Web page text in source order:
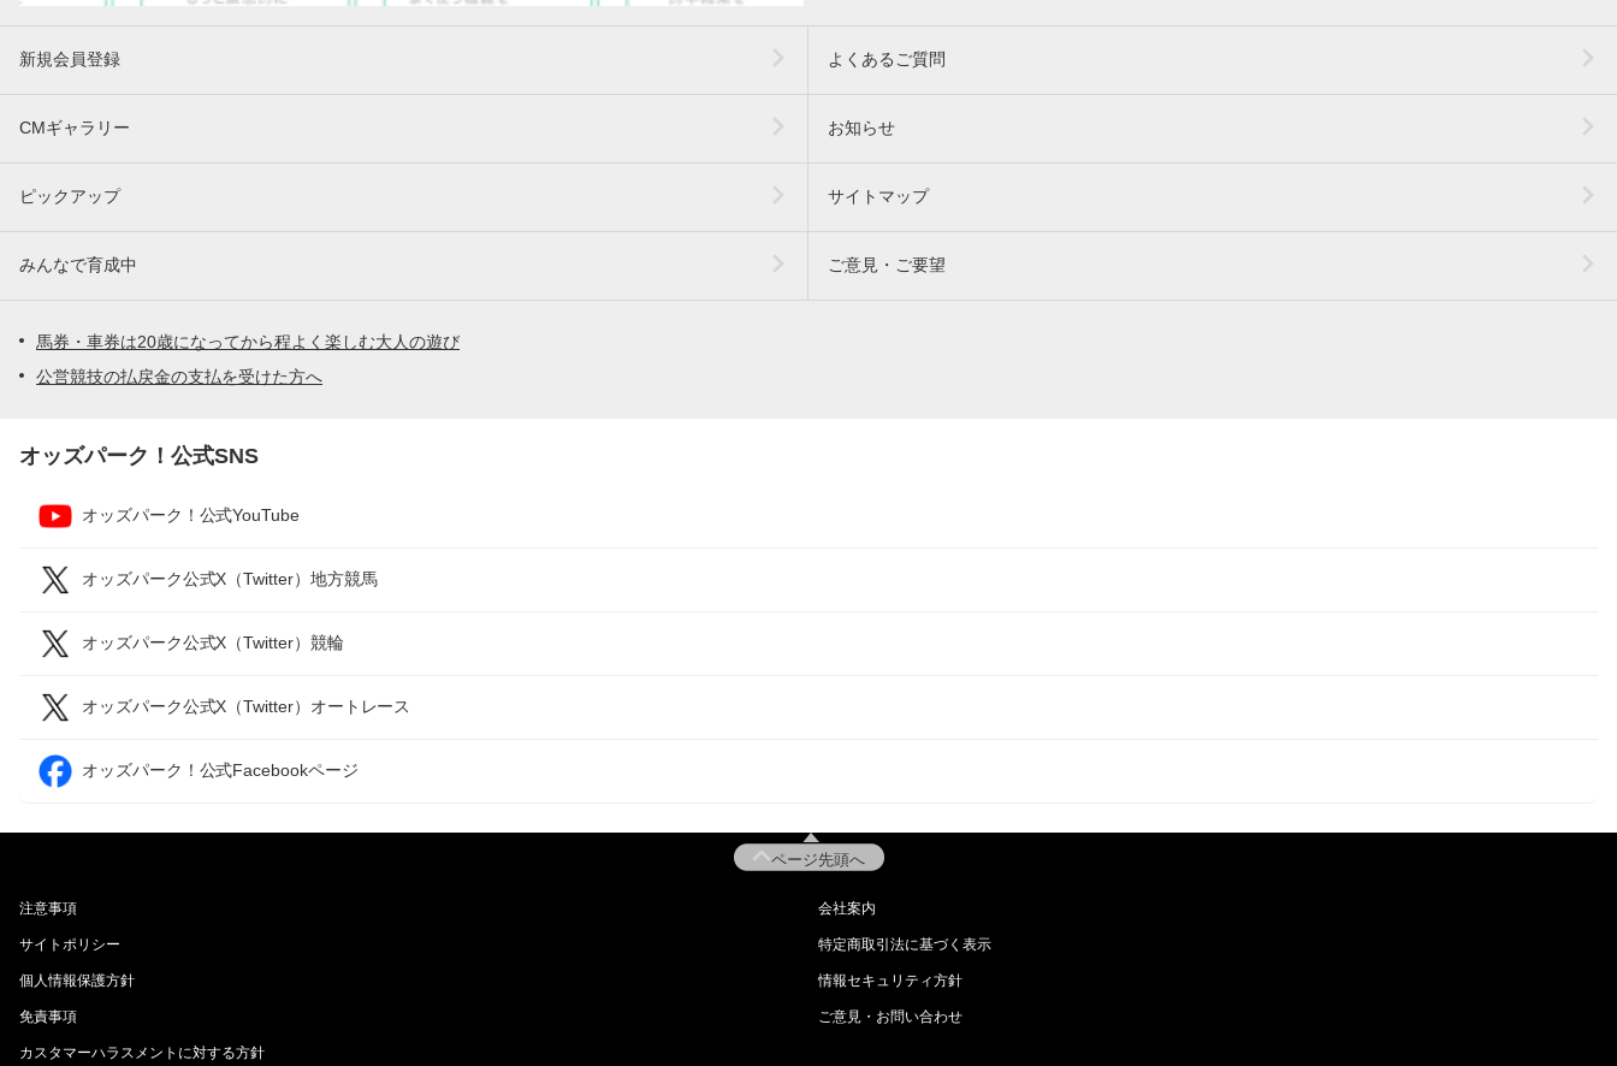
新規会員登録 よくあるご質問
CMギャラリー お知らせ
ピックアップ サイトマップ
みんなで育成中 ご意見・ご要望
馬券・車券は20歳になってから程よく楽しむ大人の遊び
公営競技の払戻金の支払を受けた方へ
オッズパーク！公式SNS
オッズパーク！公式YouTube
オッズパーク公式X（Twitter）地方競馬
オッズパーク公式X（Twitter）競輪
オッズパーク公式X（Twitter）オートレース
オッズパーク！公式Facebookページ
ページ先頭へ
注意事項 会社案内
サイトポリシー 特定商取引法に基づく表示
個人情報保護方針 情報セキュリティ方針
免責事項 ご意見・お問い合わせ
カスタマーハラスメントに対する方針